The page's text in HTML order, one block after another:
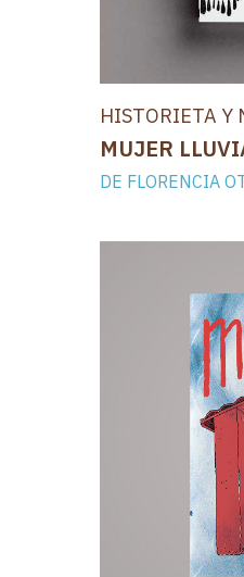
HISTORIETA Y
MUJER
DE FLORENCIA